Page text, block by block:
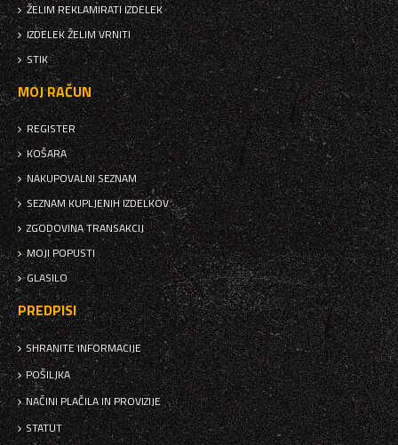
ŽELIM REKLAMIRATI IZDELEK
IZDELEK ŽELIM VRNITI
STIK
MOJ RAČUN
REGISTER
KOŠARA
NAKUPOVALNI SEZNAM
SEZNAM KUPLJENIH IZDELKOV
ZGODOVINA TRANSAKCIJ
MOJI POPUSTI
GLASILO
PREDPISI
SHRANITE INFORMACIJE
POŠILJKA
NAČINI PLAČILA IN PROVIZIJE
STATUT